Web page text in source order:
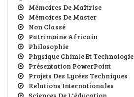
Mémoires De Maîtrise
Mémoires De Master
Non Classé
Patrimoine Africain
Philosophie
Physique Chimie Et Technologie
Présentation PowerPoint
Projets Des Lycées Techniques
Relations Internationales